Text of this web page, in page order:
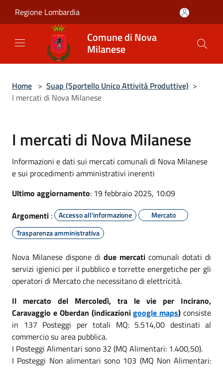
Regione Lombardia
Comune di Nova
Milanese
Home > Suap (Sportello Unico Attività Produttive) >
I mercati di Nova Milanese
I mercati di Nova Milanese
Informazioni e dati sui mercati comunali di Nova Milanese
e sui procedimenti amministrativi inerenti
Ultimo aggiornamento: 19 febbraio 2025, 10:09
Argomenti : Accesso all'informazione
Mercato
Trasparenza amministrativa
Nova Milanese dispone di due mercati comunali dotati di
servizi igienici per il pubblico e torrette energetiche per gli
operatori di Mercato che necessitano di elettricità.
Il mercato del Mercoledì, tra le vie per Incirano,
Caravaggio e Oberdan (indicazionigoogle maps)consiste
in 137 Posteggi per totali MQ: 5.514,00 destinati al
commercio su area pubblica.
I Posteggi Alimentari sono 32 (MQ Alimentari: 1.400,50).
I Posteggi Non alimentari sono 103 (MQ Non Alimentari: